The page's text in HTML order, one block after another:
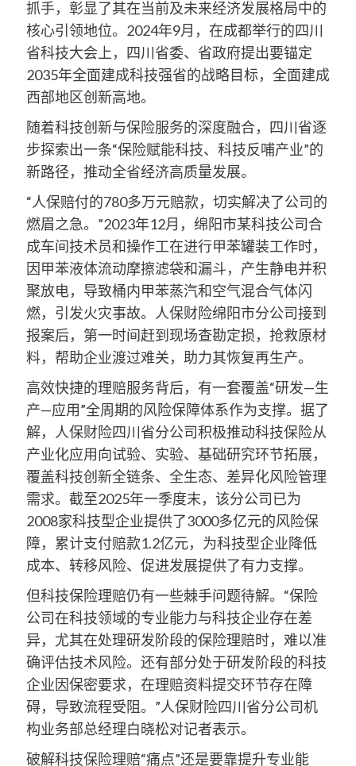
抓手，彰显了其在当前及未来经济发展格局中的
核心引领地位。2024年9月，在成都举行的四川
省科技大会上，四川省委、省政府提出要锚定
2035年全面建成科技强省的战略目标，全面建成
西部地区创新高地。
随着科技创新与保险服务的深度融合，四川省逐
步探索出一条“保险赋能科技、科技反哺产业”的
新路径，推动全省经济高质量发展。
“人保赔付的780多万元赔款，切实解决了公司的
燃眉之急。”2023年12月，绵阳市某科技公司合
成车间技术员和操作工在进行甲苯罐装工作时，
因甲苯液体流动摩擦滤袋和漏斗，产生静电并积
聚放电，导致桶内甲苯蒸汽和空气混合气体闪
燃，引发火灾事故。人保财险绵阳市分公司接到
报案后，第一时间赶到现场查勘定损，抢救原材
料，帮助企业渡过难关，助力其恢复再生产。
高效快捷的理赔服务背后，有一套覆盖“研发—生
产—应用”全周期的风险保障体系作为支撑。据了
解，人保财险四川省分公司积极推动科技保险从
产业化应用向试验、实验、基础研究环节拓展，
覆盖科技创新全链条、全生态、差异化风险管理
需求。截至2025年一季度末，该分公司已为
2008家科技型企业提供了3000多亿元的风险保
障，累计支付赔款1.2亿元，为科技型企业降低
成本、转移风险、促进发展提供了有力支撑。
但科技保险理赔仍有一些棘手问题待解。“保险
公司在科技领域的专业能力与科技企业存在差
异，尤其在处理研发阶段的保险理赔时，难以准
确评估技术风险。还有部分处于研发阶段的科技
企业因保密要求，在理赔资料提交环节存在障
碍，导致流程受阻。”人保财险四川省分公司机
构业务部总经理白晓松对记者表示。
破解科技保险理赔“痛点”还是要靠提升专业能